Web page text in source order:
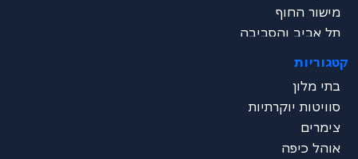
מישור החוף
תל אביב והסביבה
דרום - ים המלח
נגב
ערבה
קטגוריות
בתי מלון
סוויטות יוקרתיות
צימרים
אוהל כיפה